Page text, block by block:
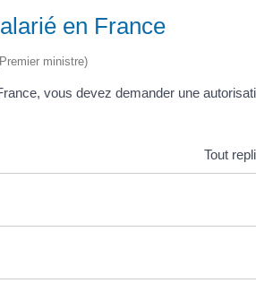
en France
ministre)
vous devez demander une
Tout